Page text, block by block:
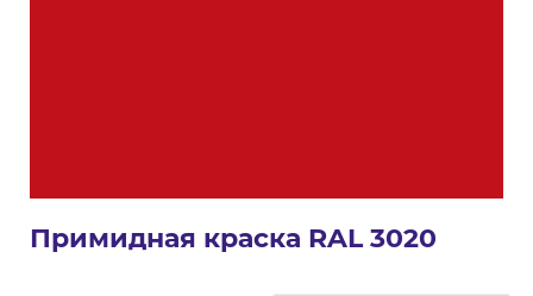
Примидная краска RAL 3020